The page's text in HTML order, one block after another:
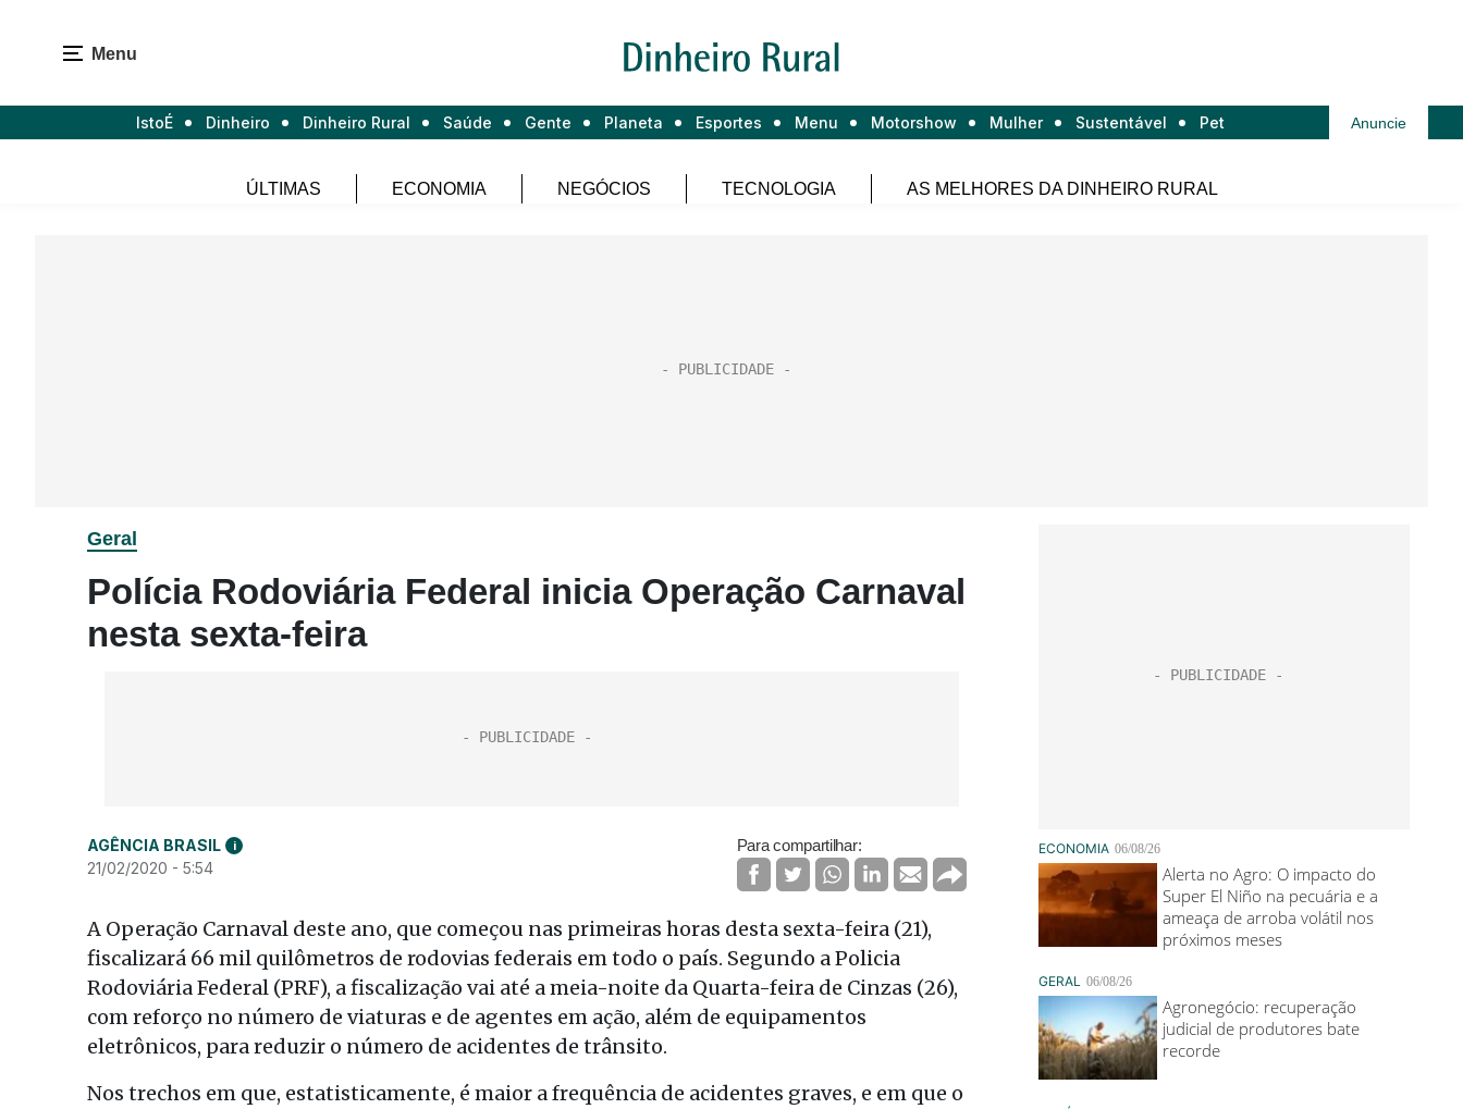
Menu
IstoÉ Dinheiro Dinheiro Rural Saúde Gente Planeta Esportes Menu Motorshow Mulher Sustentável Pet Anuncie
ÚLTIMAS ECONOMIA NEGÓCIOS TECNOLOGIA AS MELHORES DA DINHEIRO RURAL
Geral
Polícia Rodoviária Federal inicia Operação Carnaval
nesta sexta-feira
AGÊNCIA BRASIL i
21/02/2020 - 5:54
Para compartilhar:
A Operação Carnaval deste ano, que começou nas primeiras horas desta sexta-feira (21),
fiscalizará 66 mil quilômetros de rodovias federais em todo o país. Segundo a Policia
Rodoviária Federal (PRF), a fiscalização vai até a meia-noite da Quarta-feira de Cinzas (26),
com reforço no número de viaturas e de agentes em ação, além de equipamentos
eletrônicos, para reduzir o número de acidentes de trânsito.
Nos trechos em que, estatisticamente, é maior a frequência de acidentes graves, e em que o